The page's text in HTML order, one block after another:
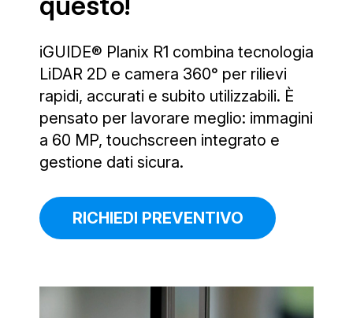
iGUIDE® Planix R1 combina tecnologia
LiDAR 2D e camera 360° per rilievi
rapidi, accurati e subito utilizzabili. È
pensato per lavorare meglio: immagini
a 60 MP, touchscreen integrato e
gestione dati sicura.
RICHIEDI PREVENTIVO